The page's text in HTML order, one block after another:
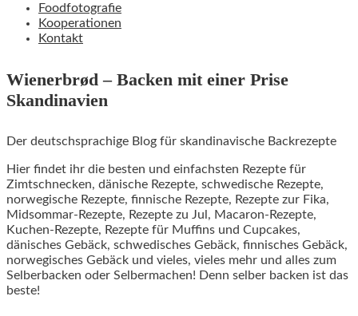
Foodfotografie
Kooperationen
Kontakt
Wienerbrød – Backen mit einer Prise
Skandinavien
Der deutschsprachige Blog für skandinavische Backrezepte
Hier findet ihr die besten und einfachsten Rezepte für
Zimtschnecken, dänische Rezepte, schwedische Rezepte,
norwegische Rezepte, finnische Rezepte, Rezepte zur Fika,
Midsommar-Rezepte, Rezepte zu Jul, Macaron-Rezepte,
Kuchen-Rezepte, Rezepte für Muffins und Cupcakes,
dänisches Gebäck, schwedisches Gebäck, finnisches Gebäck,
norwegisches Gebäck und vieles, vieles mehr und alles zum
Selberbacken oder Selbermachen! Denn selber backen ist das
beste!